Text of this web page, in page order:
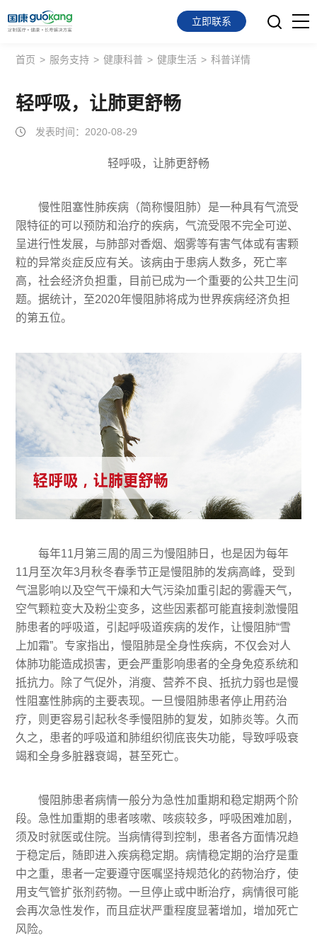
首页
面向会员
面向企业
关于我们
立即联系
首页 > 服务支持 > 健康科普 > 健康生活 > 科普详情
轻呼吸，让肺更舒畅
发表时间：2020-08-29
轻呼吸，让肺更舒畅
慢性阻塞性肺疾病（简称慢阻肺）是一种具有气流受
限特征的可以预防和治疗的疾病，气流受限不完全可逆、
呈进行性发展，与肺部对香烟、烟雾等有害气体或有害颗
粒的异常炎症反应有关。该病由于患病人数多，死亡率
高，社会经济负担重，目前已成为一个重要的公共卫生问
题。据统计，至2020年慢阻肺将成为世界疾病经济负担
的第五位。
每年11月第三周的周三为慢阻肺日，也是因为每年
11月至次年3月秋冬春季节正是慢阻肺的发病高峰，受到
气温影响以及空气干燥和大气污染加重引起的雾霾天气，
空气颗粒变大及粉尘变多，这些因素都可能直接刺激慢阻
肺患者的呼吸道，引起呼吸道疾病的发作，让慢阻肺“雪
上加霜”。专家指出，慢阻肺是全身性疾病，不仅会对人
体肺功能造成损害，更会严重影响患者的全身免疫系统和
抵抗力。除了气促外，消瘦、营养不良、抵抗力弱也是慢
性阻塞性肺病的主要表现。一旦慢阻肺患者停止用药治
疗，则更容易引起秋冬季慢阻肺的复发，如肺炎等。久而
久之，患者的呼吸道和肺组织彻底丧失功能，导致呼吸衰
竭和全身多脏器衰竭，甚至死亡。
慢阻肺患者病情一般分为急性加重期和稳定期两个阶
段。急性加重期的患者咳嗽、咳痰较多，呼吸困难加剧，
须及时就医或住院。当病情得到控制，患者各方面情况趋
于稳定后，随即进入疾病稳定期。病情稳定期的治疗是重
中之重，患者一定要遵守医嘱坚持规范化的药物治疗，使
用支气管扩张剂药物。一旦停止或中断治疗，病情很可能
会再次急性发作，而且症状严重程度显著增加，增加死亡
风险。